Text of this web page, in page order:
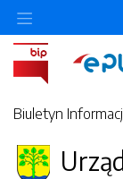
Biuletyn